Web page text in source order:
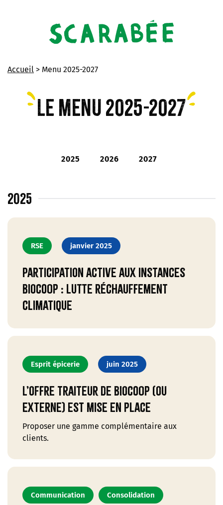
content
Accueil > Menu 2025-2027
Le menu 2025-2027
2025 2026 2027
2025
RSE janvier 2025
Participation active aux instances
Biocoop : lutte réchauffement
climatique
Esprit épicerie juin 2025
L’offre traiteur de Biocoop (ou
externe) est mise en place
Proposer une gamme complémentaire aux
clients.
Communication Consolidation